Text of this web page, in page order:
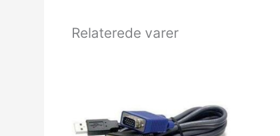
Relaterede varer